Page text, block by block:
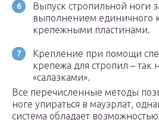
Выпуск стропильной ноги
выполнением единичного
крепежными пластинами.
Крепление при помощи
крепежа для стропил –
«салазками».
Все перечисленные методы
ноге упираться в мауэрлат,
система обладает возможностью